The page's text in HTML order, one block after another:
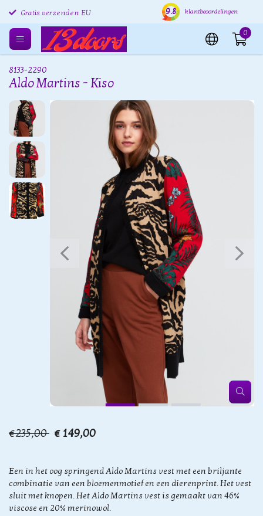
Gratis retourneren EU Verzending binnen 24 uur
9.8 klantbeoordelingen
0
8133-2290
Aldo Martins - Kiso
€235,00 € 149,00
Een in het oog springend Aldo Martins vest met een briljante
combinatie van een bloemenmotief en een dierenprint. Het vest
sluit met knopen. Het Aldo Martins vest is gemaakt van 46%
viscose en 20% merinowol.